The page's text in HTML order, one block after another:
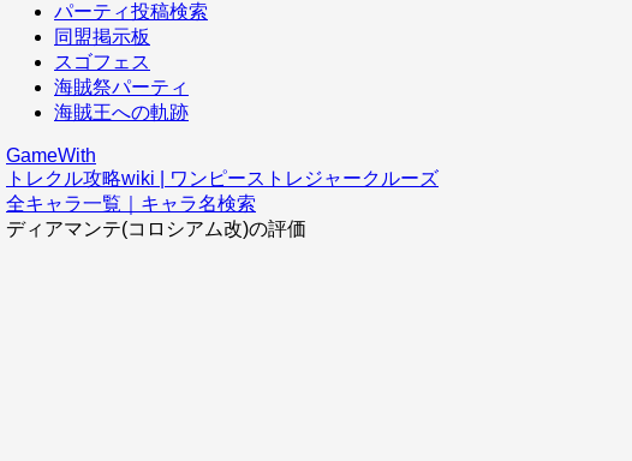
パーティ投稿検索
同盟掲示板
スゴフェス
海賊祭パーティ
海賊王への軌跡
GameWith
トレクル攻略wiki | ワンピーストレジャークルーズ
全キャラ一覧｜キャラ名検索
ディアマンテ(コロシアム改)の評価